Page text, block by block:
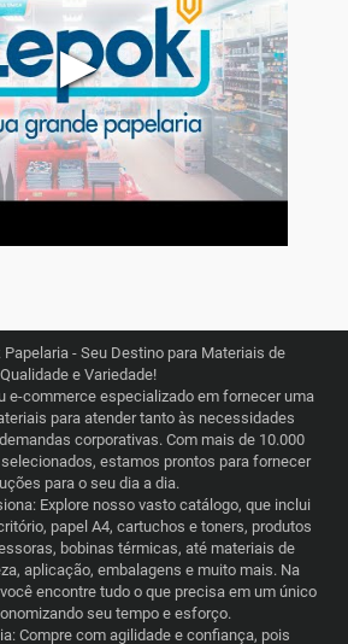
▶
Papelaria - Seu Destino para Materiais de
Qualidade e Variedade!
e-commerce especializado em fornecer uma
para atender tanto às necessidades
corporativas. Com mais de 10.000
estamos prontos para fornecer
para o seu dia a dia.
Explore nosso vasto catálogo, que inclui
papel A4, cartuchos e toners, produtos
bobinas térmicas, até materiais de
aplicação, embalagens e muito mais. Na
encontre tudo o que precisa em um único
seu tempo e esforço.
Compre com agilidade e confiança, pois